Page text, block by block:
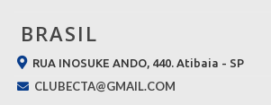
BRASIL
RUA INOSUKE ANDO, 440. Atibaia - SP
CLUBECTA@GMAIL.COM